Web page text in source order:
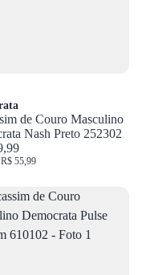
de Couro Masculino
Nash Preto 252302
55,99